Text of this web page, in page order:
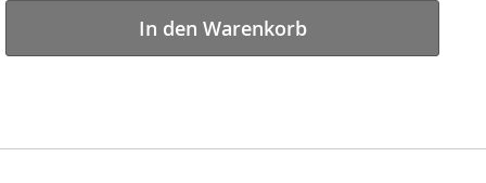
In den Warenkorb